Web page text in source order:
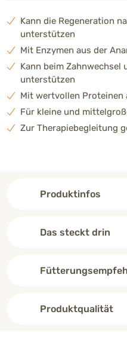
Kann die Regeneration
unterstützen
Mit Enzymen aus der
Kann beim Zahnwechsel
unterstützen
Mit wertvollen Proteinen
Für kleine und
Zur Therapiebegleitung
Produktinfos
Das steckt drin
Produktqualität